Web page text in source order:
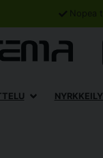
Nopea